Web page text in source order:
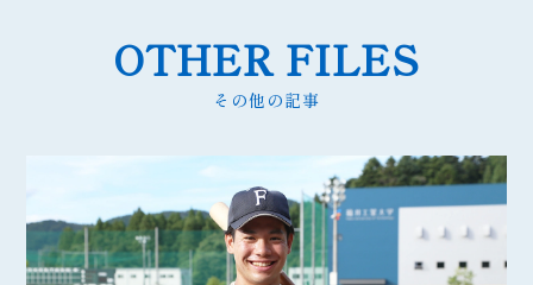
OTHER FILES
その他の記事